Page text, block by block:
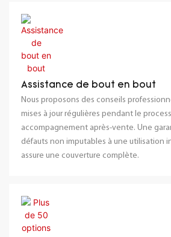
Assistance de bout en bout
Nous proposons des conseils
mises à jour régulières pendant le
accompagnement après-vente. Une
défauts non imputables à une utilisation
assure une couverture complète.